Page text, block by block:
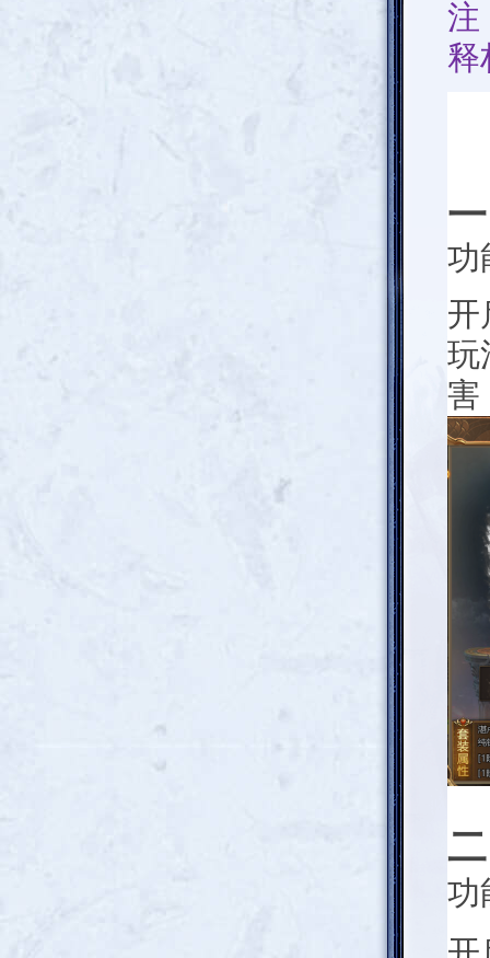
注
释
功
开
玩
害
功